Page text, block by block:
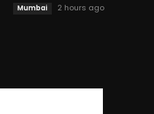
Mumbai 2 hours ago